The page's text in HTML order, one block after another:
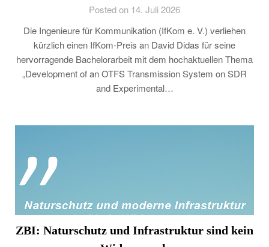
Posted on 14. Juli 2026
Die Ingenieure für Kommunikation (IfKom e. V.) verliehen
kürzlich einen IfKom-Preis an David Didas für seine
hervorragende Bachelorarbeit mit dem hochaktuellen Thema
„Development of an OTFS Transmission System on SDR
and Experimental…
ZBI: Naturschutz und Infrastruktur sind kein